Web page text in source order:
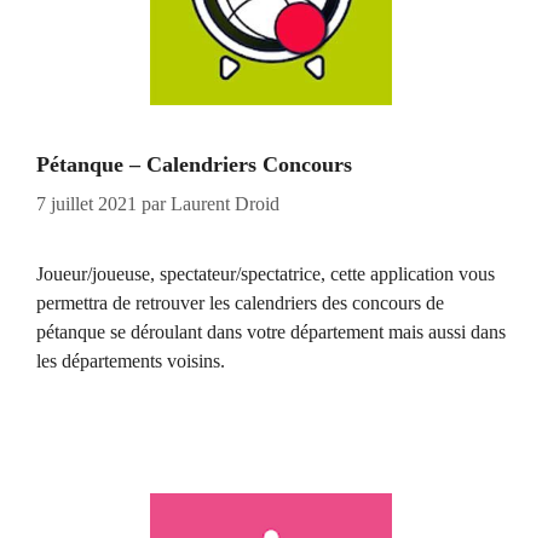
Pétanque – Calendriers Concours
7 juillet 2021 parLaurent Droid
Joueur/joueuse, spectateur/spectatrice, cette application vous
permettra de retrouver les calendriers des concours de
pétanque se déroulant dans votre département mais aussi dans
les départements voisins.